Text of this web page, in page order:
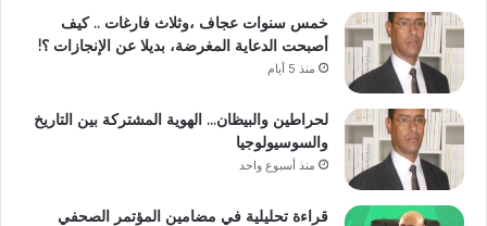
خمس سنوات عجاف ،وثلاث فارغات .. كيف
أصبحت الدعاية المغرضة، بديلا عن الإنجازات ؟!
منذ 5 أيام
لحراطين والبيظان… الهوية المشتركة بين التاريخ
والسوسيولوجيا
منذ أسبوع واحد
قراءة تحليلية في مضامين المؤتمر الصحفي